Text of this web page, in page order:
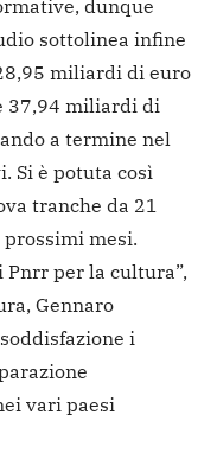
dunque
sottolinea infine
miliardi di euro
37,94 miliardi di
a termine nel
Si è potuta così
tranche da 21
mesi.
per la cultura”,
Gennaro
i
vari paesi